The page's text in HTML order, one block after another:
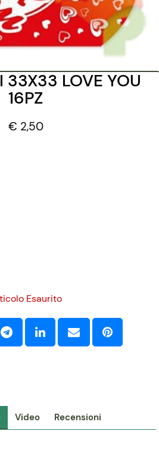
33X33 LOVE YOU
16PZ
€ 2,50
Esaurito
Video Recensioni